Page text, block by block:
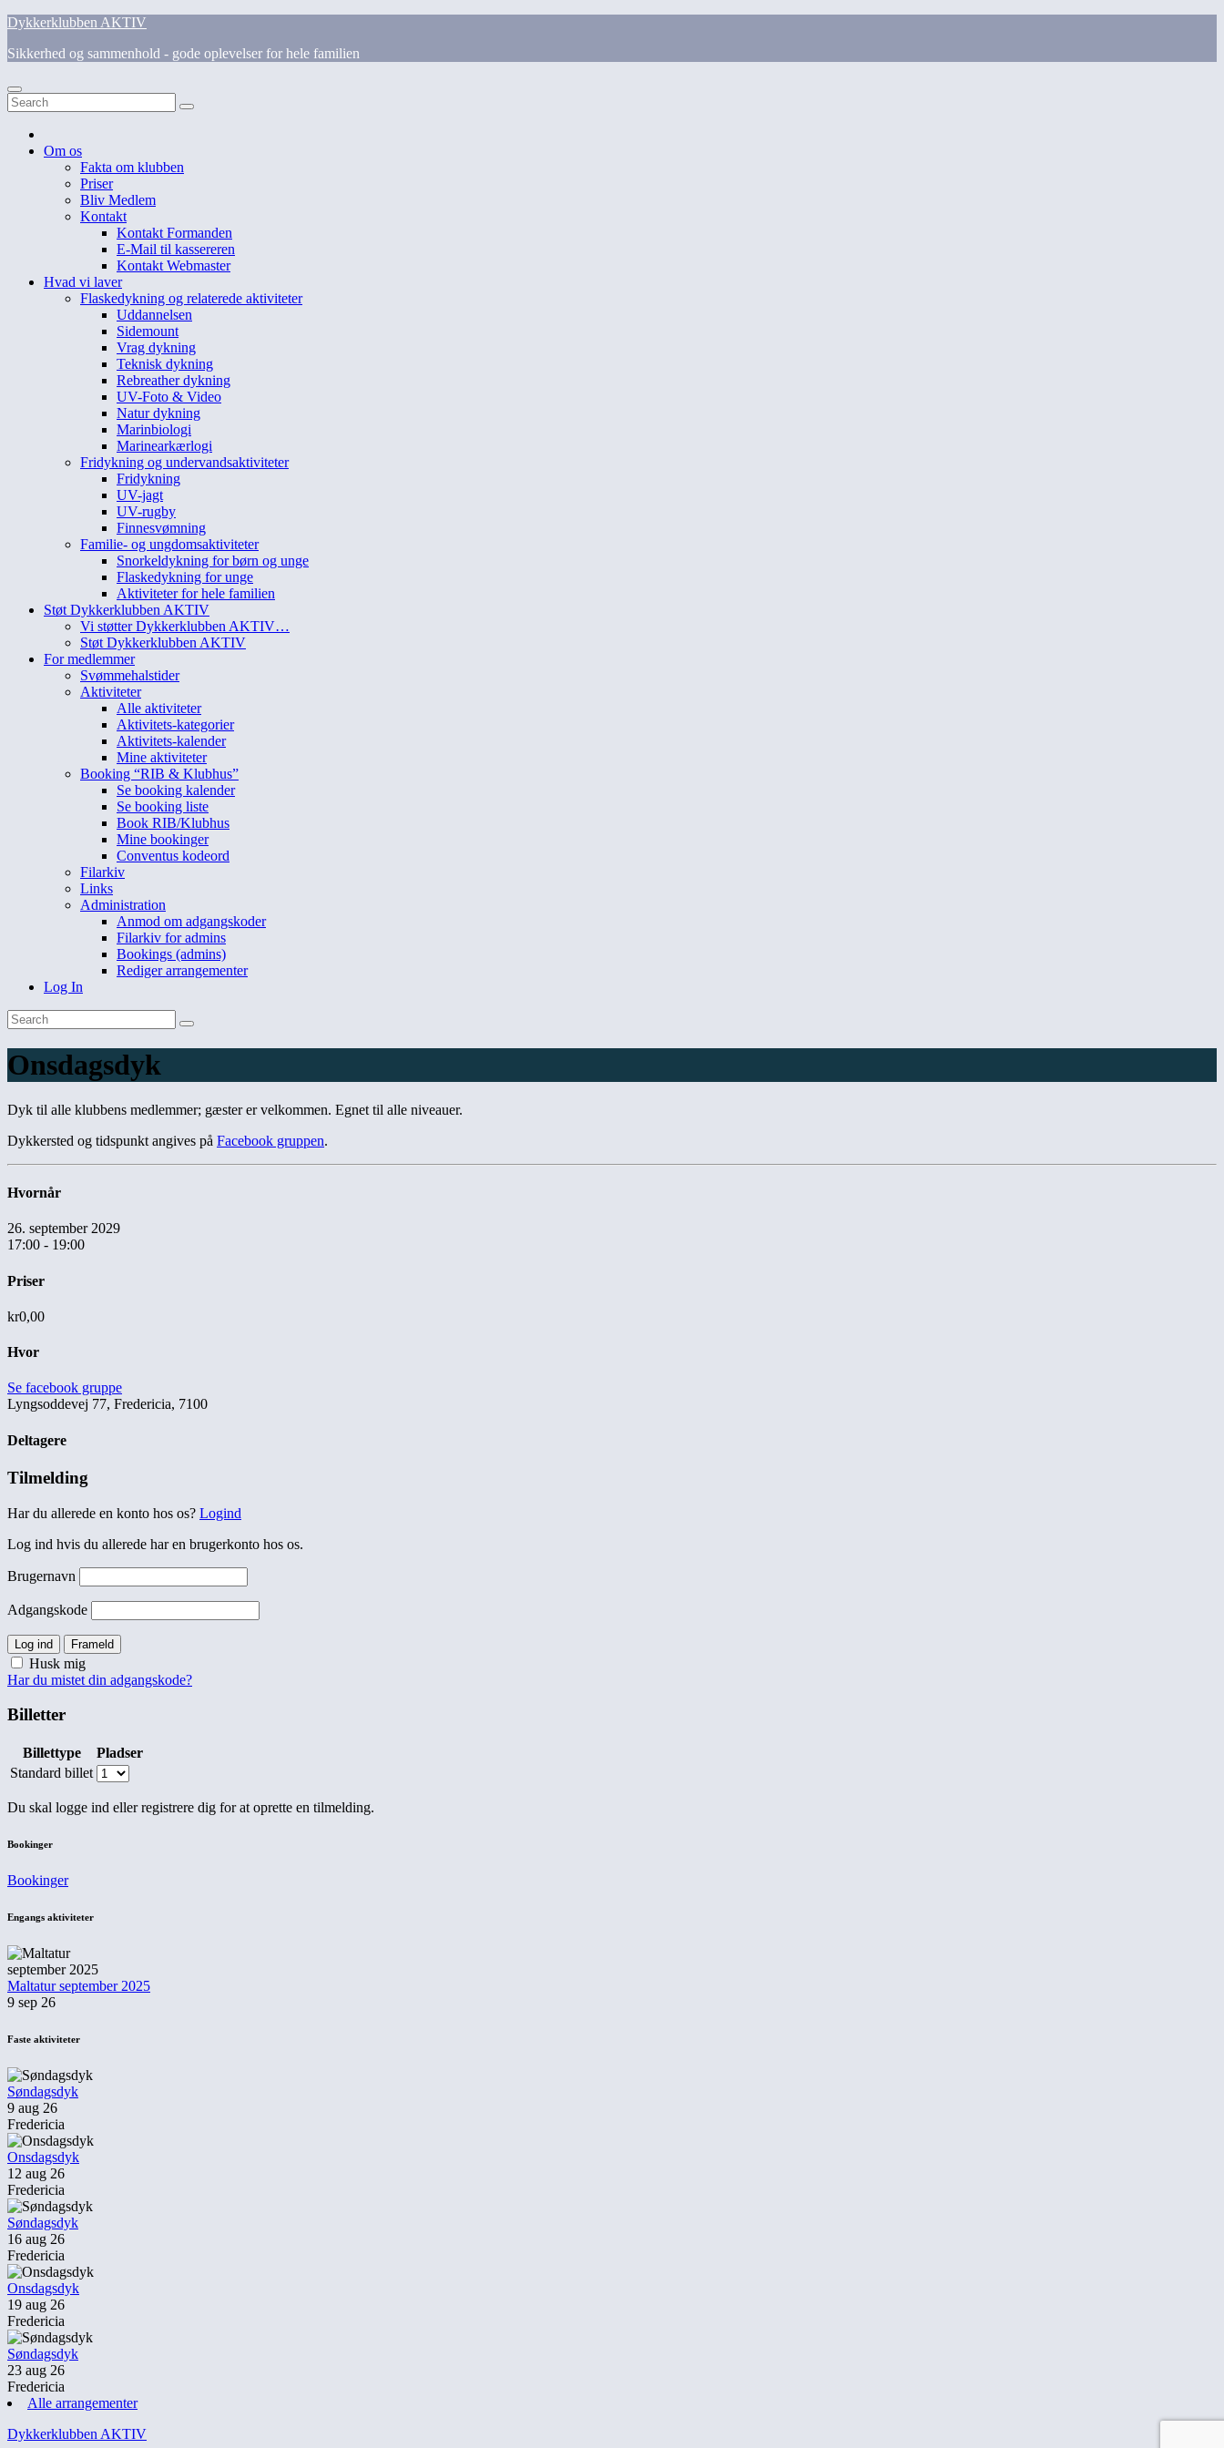
Skip
content
Dykkerklubben AKTIV
Sikkerhed og sammenhold - gode oplevelser for hele familien
Om os
Fakta om klubben
Priser
Bliv Medlem
Kontakt
Kontakt Formanden
E-Mail til kassereren
Kontakt Webmaster
Hvad vi laver
Flaskedykning og relaterede aktiviteter
Uddannelsen
Sidemount
Vrag dykning
Teknisk dykning
Rebreather dykning
UV-Foto & Video
Natur dykning
Marinbiologi
Marinearkærlogi
Fridykning og undervandsaktiviteter
Fridykning
UV-jagt
UV-rugby
Finnesvømning
Familie- og ungdomsaktiviteter
Snorkeldykning for børn og unge
Flaskedykning for unge
Aktiviteter for hele familien
Støt Dykkerklubben AKTIV
Vi støtter Dykkerklubben AKTIV…
Støt Dykkerklubben AKTIV
For medlemmer
Svømmehalstider
Aktiviteter
Alle aktiviteter
Aktivitets-kategorier
Aktivitets-kalender
Mine aktiviteter
Booking “RIB & Klubhus”
Se booking kalender
Se booking liste
Book RIB/Klubhus
Mine bookinger
Conventus kodeord
Filarkiv
Links
Administration
Anmod om adgangskoder
Filarkiv for admins
Bookings (admins)
Rediger arrangementer
Log In
Onsdagsdyk
Dyk til alle klubbens medlemmer; gæster er velkommen. Egnet til alle niveauer.
Dykkersted og tidspunkt angives på Facebook gruppen.
Hvornår
26. september 2029
17:00 - 19:00
Priser
kr0,00
Hvor
Se facebook gruppe
Lyngsoddevej 77, Fredericia, 7100
Deltagere
Tilmelding
Har du allerede en konto hos os? Logind
Log ind hvis du allerede har en brugerkonto hos os.
Brugernavn
Adgangskode
Log ind Frameld
Husk mig
Har du mistet din adgangskode?
Billetter
Billettype
Pladser
Standard billet
Du skal logge ind eller registrere dig for at oprette en tilmelding.
Bookinger
Bookinger
Engangs aktiviteter
Maltatur september 2025
9 sep 26
Faste aktiviteter
Søndagsdyk
9 aug 26
Fredericia
Onsdagsdyk
12 aug 26
Fredericia
Søndagsdyk
16 aug 26
Fredericia
Onsdagsdyk
19 aug 26
Fredericia
Søndagsdyk
23 aug 26
Fredericia
Alle arrangementer
Dykkerklubben AKTIV